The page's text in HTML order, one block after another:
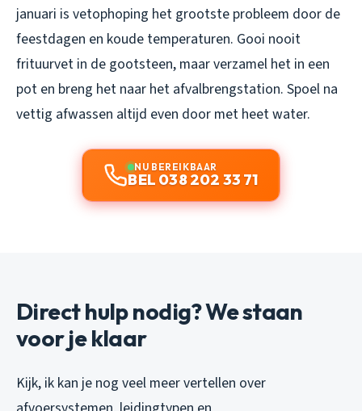
januari is vetophoping het grootste probleem door de
feestdagen en koude temperaturen. Gooi nooit
frituurvet in de gootsteen, maar verzamel het in een
pot en breng het naar het afvalbrengstation. Spoel na
vettig afwassen altijd even door met heet water.
NU BEREIKBAAR
BEL 038 202 33 71
Direct hulp nodig? We staan
voor je klaar
Kijk, ik kan je nog veel meer vertellen over